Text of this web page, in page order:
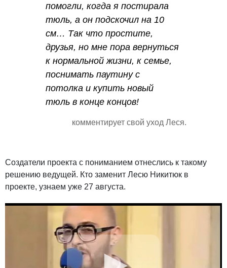
помогли, когда я постирала
тюль, а он подскочил на 10
см… Так что простите,
друзья, но мне пора вернуться
к нормальной жизни, к семье,
поснимать паутину с
потолка и купить новый
тюль в конце концов!
комментирует свой уход Леся.
Создатели проекта с пониманием отнеслись к такому
решению ведущей. Кто заменит Лесю Никитюк в
проекте, узнаем уже 27 августа.